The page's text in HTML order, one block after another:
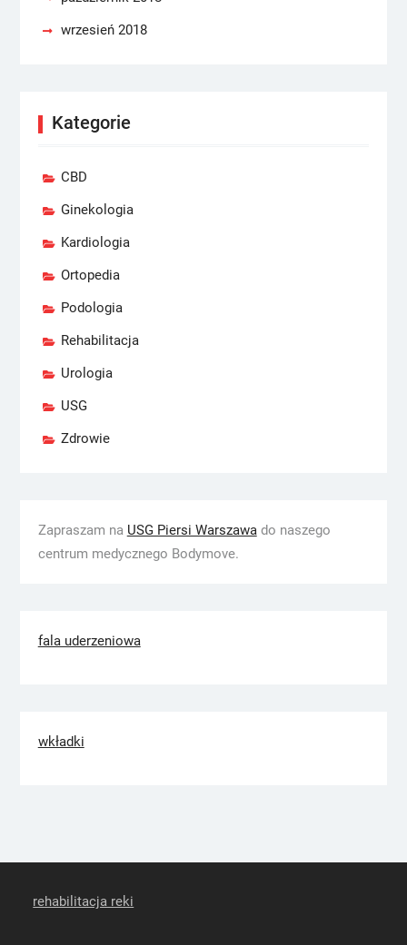
wrzesień 2018
Kategorie
CBD
Ginekologia
Kardiologia
Ortopedia
Podologia
Rehabilitacja
Urologia
USG
Zdrowie
Zapraszam na USG Piersi Warszawado naszego
centrum medycznego Bodymove.
fala uderzeniowa
wkładki
rehabilitacja reki